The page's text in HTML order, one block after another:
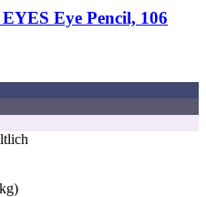
Eye Pencil, 106